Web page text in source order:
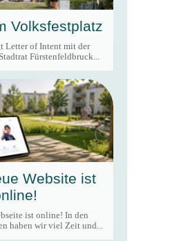
Volksfestplatz
Letter of Intent mit der
Fürstenfeldbruck...
Website ist
ist online! In den
haben wir viel Zeit und...